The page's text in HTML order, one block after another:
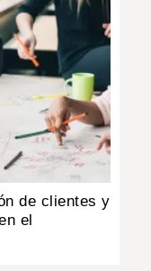
de clientes y
el